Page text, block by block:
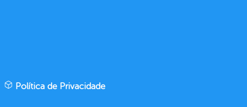
Política de Privacidade